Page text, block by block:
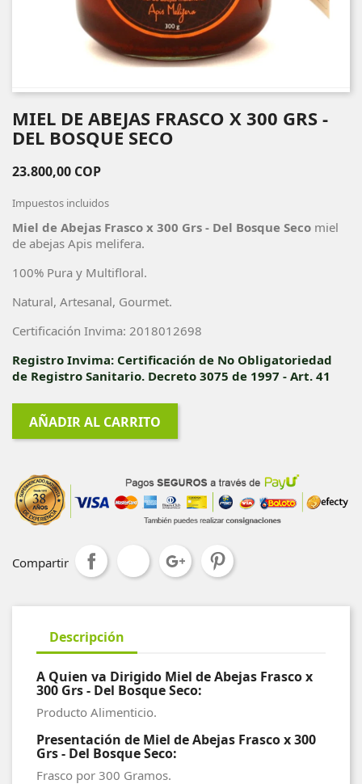
MIEL DE ABEJAS FRASCO X 300 GRS -
DEL BOSQUE SECO
23.800,00 COP
Impuestos incluidos
Miel de Abejas Frasco x 300 Grs - Del Bosque Seco miel
de abejas Apis melifera.
100% Pura y Multifloral.
Natural, Artesanal, Gourmet.
Certificación Invima: 2018012698
Registro Invima: Certificación de No Obligatoriedad
de Registro Sanitario. Decreto 3075 de 1997 - Art. 41
AÑADIR AL CARRITO
Compartir
Descripción
A Quien va Dirigido Miel de Abejas Frasco x
300 Grs - Del Bosque Seco:
Producto Alimenticio.
Presentación de Miel de Abejas Frasco x 300
Grs - Del Bosque Seco:
Frasco por 300 Gramos.